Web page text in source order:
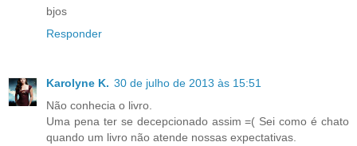
bjos
Responder
Karolyne K. 30 de julho de 2013 às 15:51
Não conhecia o livro.
Uma pena ter se decepcionado assim =( Sei como é chato
quando um livro não atende nossas expectativas.